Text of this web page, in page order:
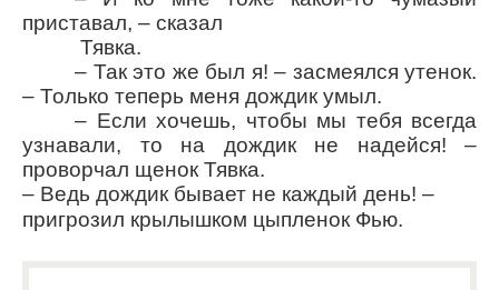
приставал, – сказал
Тявка.
– Так это же был я! – засмеялся утенок.
– Только теперь меня дождик умыл.
– Если хочешь, чтобы мы тебя всегда
узнавали, то на дождик не надейся! –
проворчал щенок Тявка.
– Ведь дождик бывает не каждый день! –
пригрозил крылышком цыпленок Фью.